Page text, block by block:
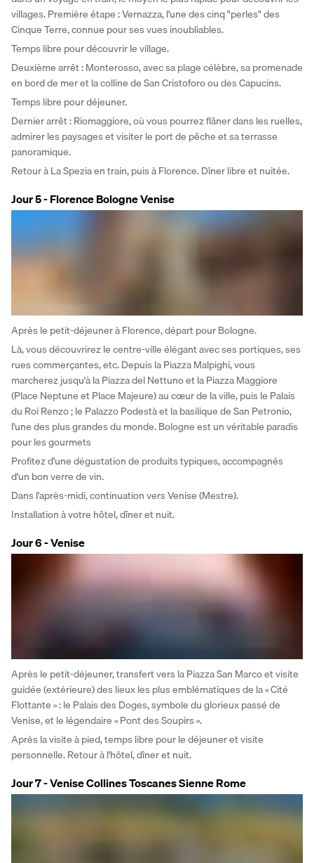
villages. Première étape : Vernazza, l'une des cinq "perles" des
Cinque Terre, connue pour ses vues inoubliables.
Temps libre pour découvrir le village.
Deuxième arrêt : Monterosso, avec sa plage célèbre, sa promenade
en bord de mer et la colline de San Cristoforo ou des Capucins.
Temps libre pour déjeuner.
Dernier arrêt : Riomaggiore, où vous pourrez flâner dans les ruelles,
admirer les paysages et visiter le port de pêche et sa terrasse
panoramique.
Retour à La Spezia en train, puis à Florence. Dîner libre et nuitée.
Jour 5 - Florence Bologne Venise
Après le petit-déjeuner à Florence, départ pour Bologne.
Là, vous découvrirez le centre-ville élégant avec ses portiques, ses
rues commerçantes, etc. Depuis la Piazza Malpighi, vous
marcherez jusqu'à la Piazza del Nettuno et la Piazza Maggiore
(Place Neptune et Place Majeure) au cœur de la ville, puis le Palais
du Roi Renzo ; le Palazzo Podestà et la basilique de San Petronio,
l'une des plus grandes du monde. Bologne est un véritable paradis
pour les gourmets
Profitez d'une dégustation de produits typiques, accompagnés
d'un bon verre de vin.
Dans l'après-midi, continuation vers Venise (Mestre).
Installation à votre hôtel, dîner et nuit.
Jour 6 - Venise
Après le petit-déjeuner, transfert vers la Piazza San Marco et visite
guidée (extérieure) des lieux les plus emblématiques de la « Cité
Flottante » : le Palais des Doges, symbole du glorieux passé de
Venise, et le légendaire « Pont des Soupirs ».
Après la visite à pied, temps libre pour le déjeuner et visite
personnelle. Retour à l'hôtel, dîner et nuit.
Jour 7 - Venise Collines Toscanes Sienne Rome